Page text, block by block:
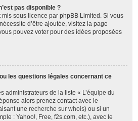
pas disponible ?
sous licence par phpBB Limited. Si vous
d’être ajoutée, visitez la page
pouvez voter pour des idées proposées
les questions légales concernant ce
administrateurs de la liste « L’équipe du
alors prenez contact avec le
une recherche sur whois) ou si un
: Yahoo!, Free, f2s.com, etc.), avec le